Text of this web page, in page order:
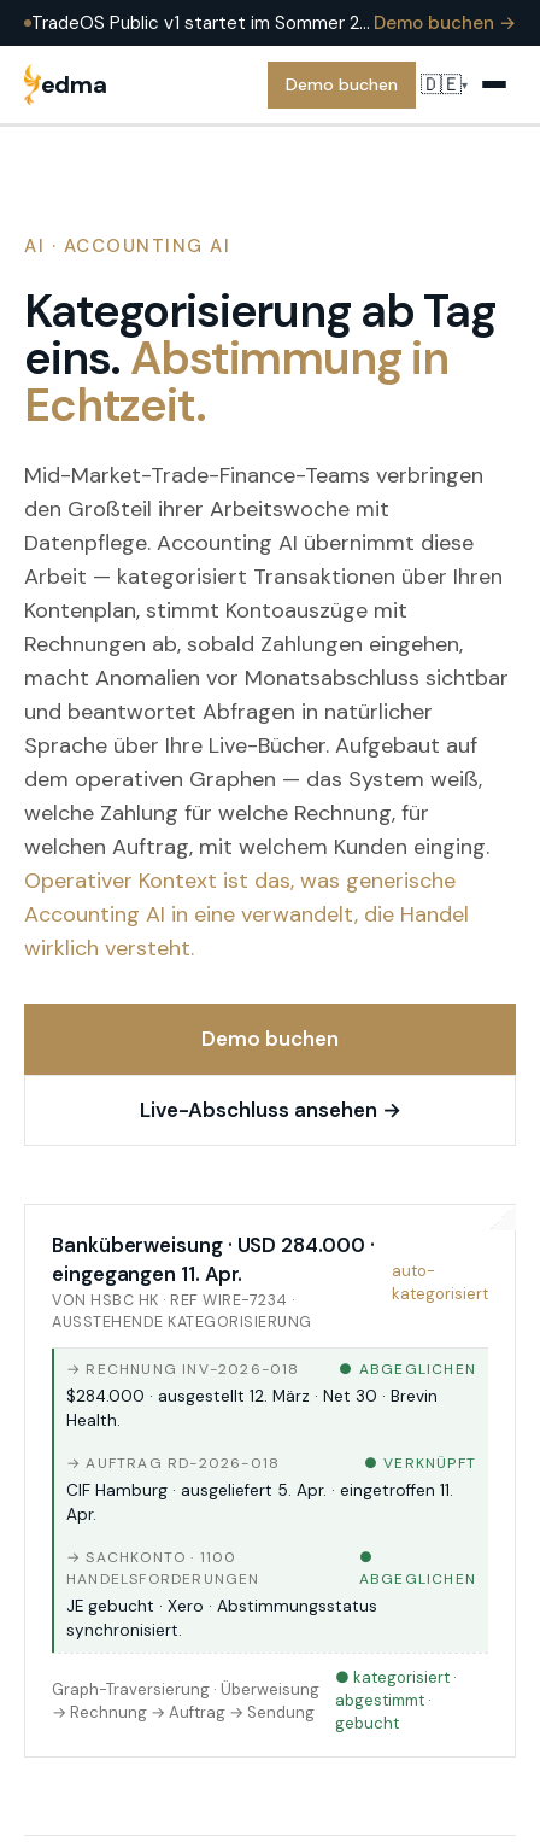
TradeOS Public v1 startet im Sommer 2026 — heute bereits produktiv im Einsatz bei EDMA Group. Demo buchen, um es an einem echten Trade zu sehen. Demo buchen →
edma Demo buchen 🇩🇪▾
AI · ACCOUNTING AI
Kategorisierung ab Tag
eins.Abstimmung in
Echtzeit.
Mid-Market-Trade-Finance-Teams verbringen
den Großteil ihrer Arbeitswoche mit
Datenpflege. Accounting AI übernimmt diese
Arbeit — kategorisiert Transaktionen über Ihren
Kontenplan, stimmt Kontoauszüge mit
Rechnungen ab, sobald Zahlungen eingehen,
macht Anomalien vor Monatsabschluss sichtbar
und beantwortet Abfragen in natürlicher
Sprache über Ihre Live-Bücher. Aufgebaut auf
dem operativen Graphen — das System weiß,
welche Zahlung für welche Rechnung, für
welchen Auftrag, mit welchem Kunden einging.
Operativer Kontext ist das, was generische
Accounting AI in eine verwandelt, die Handel
wirklich versteht.
Demo buchen
Live-Abschluss ansehen →
Banküberweisung · USD 284.000 ·
eingegangen 11. Apr.
VON HSBC HK · REF WIRE-7234 ·
AUSSTEHENDE KATEGORISIERUNG
auto-
kategorisiert
→ RECHNUNG INV-2026-018 ● ABGEGLICHEN
$284.000 · ausgestellt 12. März · Net 30 · Brevin
Health.
→ AUFTRAG RD-2026-018 ● VERKNÜPFT
CIF Hamburg · ausgeliefert 5. Apr. · eingetroffen 11.
Apr.
→ SACHKONTO · 1100
HANDELSFORDERUNGEN
●
ABGEGLICHEN
JE gebucht · Xero · Abstimmungsstatus
synchronisiert.
Graph-Traversierung · Überweisung
→ Rechnung → Auftrag → Sendung
● kategorisiert ·
abgestimmt ·
gebucht